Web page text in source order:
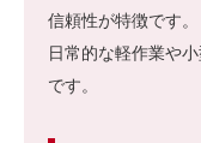
信頼性が特徴です。
日常的な軽作業や
です。